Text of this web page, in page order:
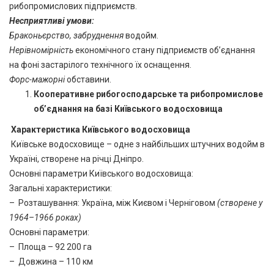
рибопромислових підприємств.
Несприятливі умови:
Браконьєрство, забрудненняводойм.
Нерівномірністьекономічного стану підприємств обʼєднання
на фоні застарілого технічного їх оснащення.
Форс-мажорніобставини.
Кооперативне рибогосподарське та рибопромислове
об’єднання на базі Київського водосховища
Характеристика Київського водосховища
Київське водосховище – одне з найбільших штучних водойм в
Україні, створене на річці Дніпро.
Основні параметри Київського водосховища:
Загальні характеристики:
– Розташування: Україна, між Києвом і Черніговом (створене у
1964–1966 роках)
Основні параметри:
– Площа – 92 200 га
– Довжина – 110 км